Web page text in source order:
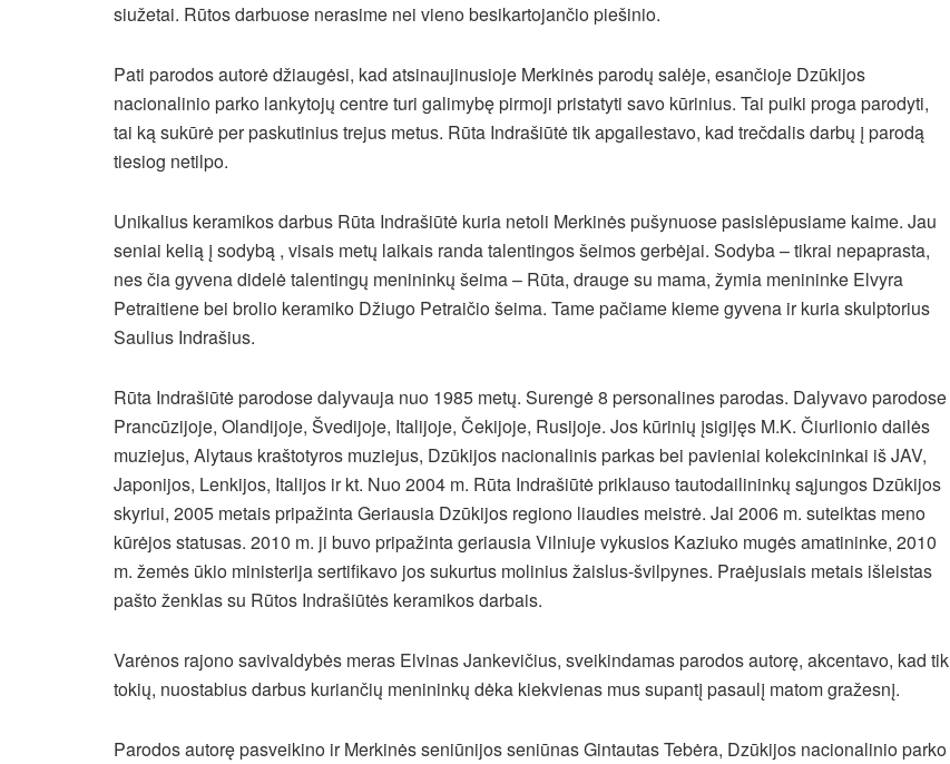
siužetai. Rūtos darbuose nerasime nei vieno besikartojančio piešinio.
Pati parodos autorė džiaugėsi, kad atsinaujinusioje Merkinės parodų salėje, esančioje Dzūkijos
nacionalinio parko lankytojų centre turi galimybę pirmoji pristatyti savo kūrinius. Tai puiki proga parodyti,
tai ką sukūrė per paskutinius trejus metus. Rūta Indrašiūtė tik apgailestavo, kad trečdalis darbų į parodą
tiesiog netilpo.
Unikalius keramikos darbus Rūta Indrašiūtė kuria netoli Merkinės pušynuose pasislėpusiame kaime. Jau
seniai kelią į sodybą , visais metų laikais randa talentingos šeimos gerbėjai. Sodyba – tikrai nepaprasta,
nes čia gyvena didelė talentingų menininkų šeima – Rūta, drauge su mama, žymia menininke Elvyra
Petraitiene bei brolio keramiko Džiugo Petraičio šeima. Tame pačiame kieme gyvena ir kuria skulptorius
Saulius Indrašius.
Rūta Indrašiūtė parodose dalyvauja nuo 1985 metų. Surengė 8 personalines parodas. Dalyvavo parodose
Prancūzijoje, Olandijoje, Švedijoje, Italijoje, Čekijoje, Rusijoje. Jos kūrinių įsigijęs M.K. Čiurlionio dailės
muziejus, Alytaus kraštotyros muziejus, Dzūkijos nacionalinis parkas bei pavieniai kolekcininkai iš JAV,
Japonijos, Lenkijos, Italijos ir kt. Nuo 2004 m. Rūta Indrašiūtė priklauso tautodailininkų sąjungos Dzūkijos
skyriui, 2005 metais pripažinta Geriausia Dzūkijos regiono liaudies meistrė. Jai 2006 m. suteiktas meno
kūrėjos statusas. 2010 m. ji buvo pripažinta geriausia Vilniuje vykusios Kaziuko mugės amatininke, 2010
m. žemės ūkio ministerija sertifikavo jos sukurtus molinius žaislus-švilpynes. Praėjusiais metais išleistas
pašto ženklas su Rūtos Indrašiūtės keramikos darbais.
Varėnos rajono savivaldybės meras Elvinas Jankevičius, sveikindamas parodos autorę, akcentavo, kad tik
tokių, nuostabius darbus kuriančių menininkų dėka kiekvienas mus supantį pasaulį matom gražesnį.
Parodos autorę pasveikino ir Merkinės seniūnijos seniūnas Gintautas Tebėra, Dzūkijos nacionalinio parko